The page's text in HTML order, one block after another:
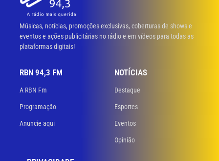
Músicas, notícias, promoções exclusivas, coberturas de shows e
eventos e ações publicitárias no rádio e em vídeos para todas as
plataformas digitais!
RBN 94,3 FM
A RBN Fm
Programação
Anuncie aqui
NOTÍCIAS
Destaque
Esportes
Eventos
Opinião